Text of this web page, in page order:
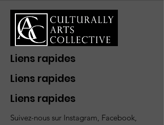
Liens rapides
Liens rapides
Liens rapides
Suivez-nous sur Instagram, Facebook,